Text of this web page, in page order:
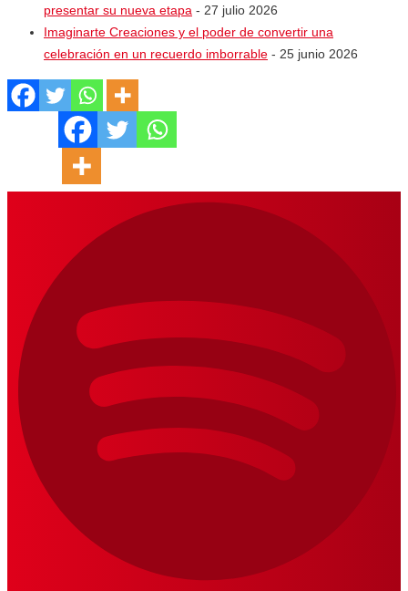
presentar su nueva etapa - 27 julio 2026
Imaginarte Creaciones y el poder de convertir una
celebración en un recuerdo imborrable - 25 junio 2026